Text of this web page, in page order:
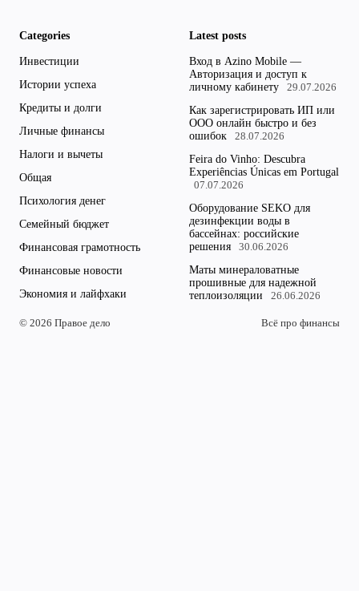
Categories
Инвестиции
Истории успеха
Кредиты и долги
Личные финансы
Налоги и вычеты
Общая
Психология денег
Семейный бюджет
Финансовая грамотность
Финансовые новости
Экономия и лайфхаки
Latest posts
Вход в Azino Mobile —
Авторизация и доступ к
личному кабинету
29.07.2026
Как зарегистрировать ИП или
ООО онлайн быстро и без
ошибок
28.07.2026
Feira do Vinho: Descubra
Experiências Únicas em Portugal
07.07.2026
Оборудование SEKO для
дезинфекции воды в
бассейнах: российские
решения
30.06.2026
Маты минераловатные
прошивные для надежной
теплоизоляции
26.06.2026
© 2026 Правое дело Всё про финансы